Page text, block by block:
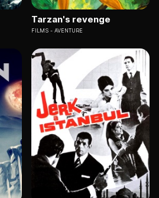
Tarzan's revenge
FILMS AVENTURE